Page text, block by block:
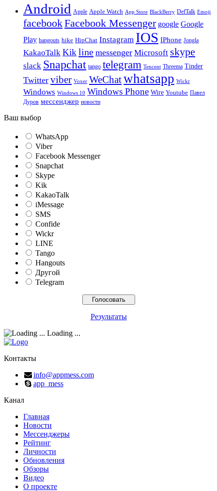
Android Apple Apple Watch App Store BlackBerry DefTalk Emoji
facebookFacebook Messenger google Google
Play hangouts hike HipChat Instagram IOS IPhone Jongla
KakaoTalk Kik line messenger Microsoft skype
slack Snapchat tango telegram Tencent Threema Tinder
Twitter viber Voxer WeChatwhatsapp Wickr
Windows Windows 10 Windows Phone Wire Youtube Павел
Дуров мессенджер новости
Ваш выбор
WhatsApp
Viber
Facebook Messenger
Snapchat
Skype
Kik
KakaoTalk
iMessage
SMS
Confide
Wickr
LINE
Tango
Hangouts
Другой
Telegram
Результаты
Loading ...
Контакты
info@appmess.com
app_mess
Канал
Главная
Новости
Мессенджеры
Рейтинг
Личности
Обновления
Обзоры
Видео
О проекте